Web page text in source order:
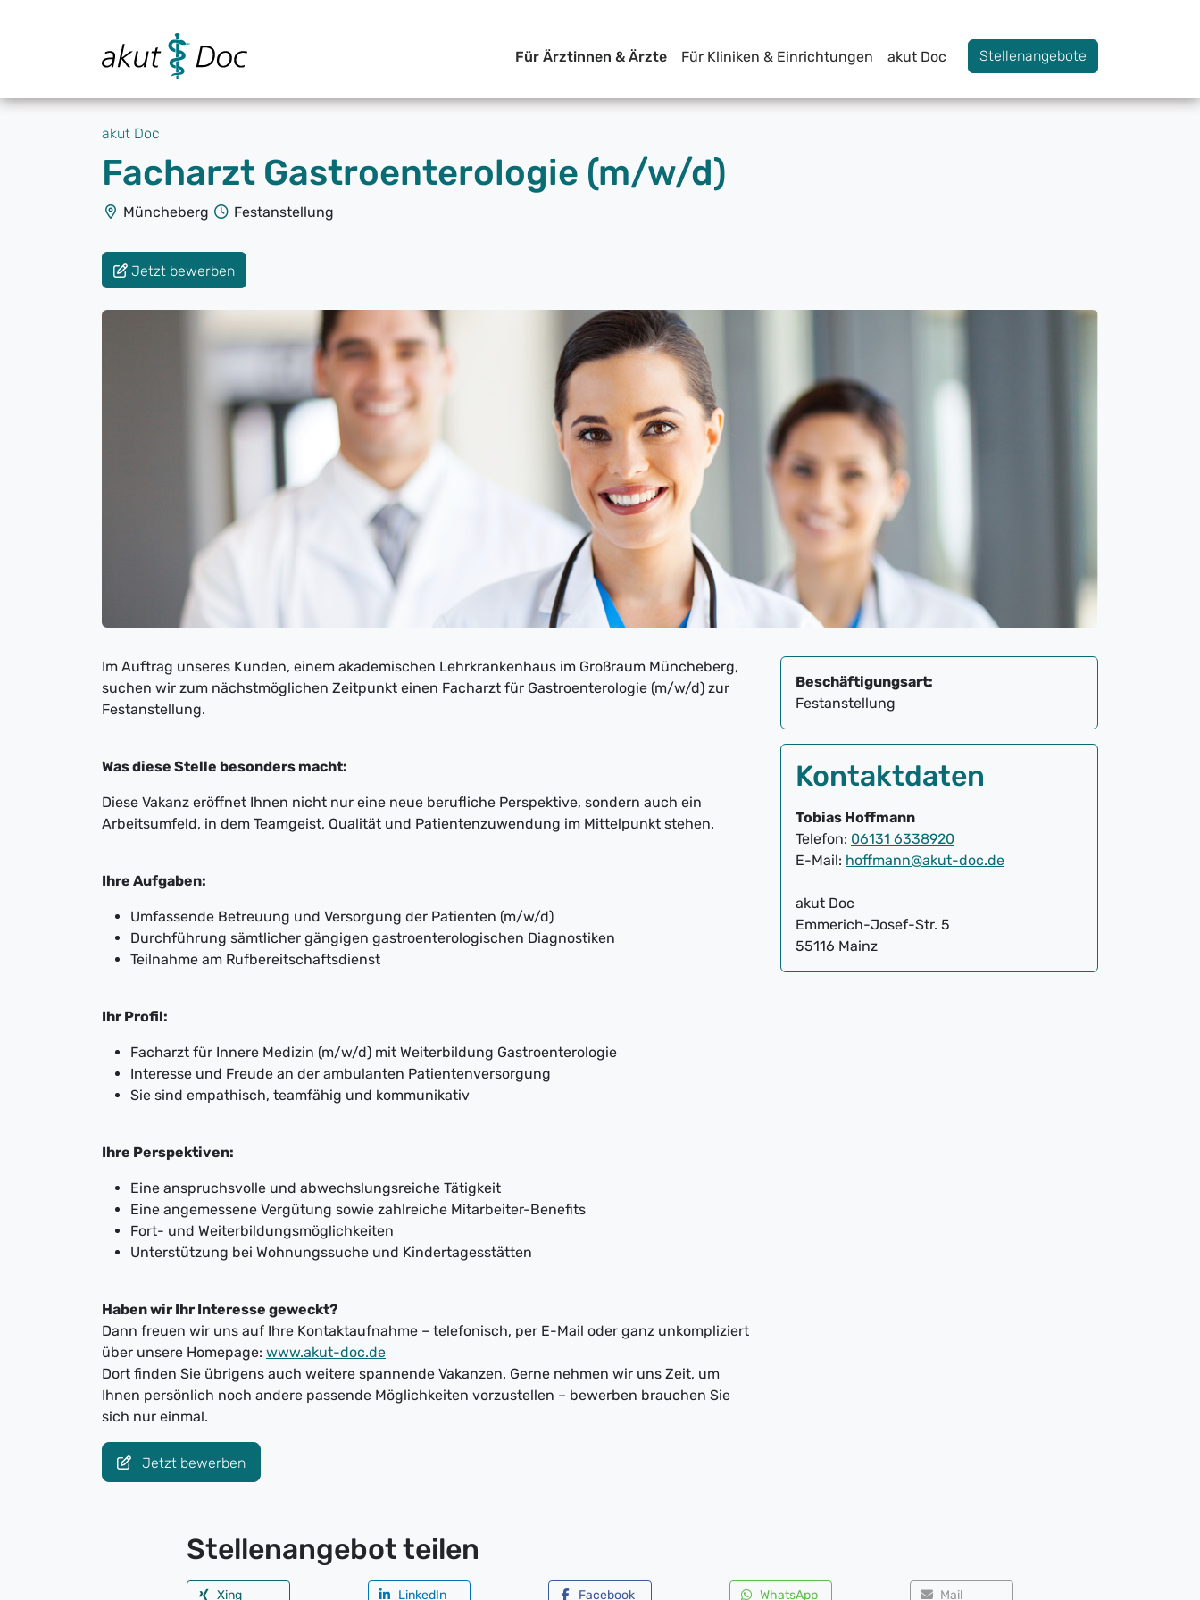
Für Ärztinnen & Ärzte Für Kliniken & Einrichtungen akut Doc Stellenangebote
akut Doc
Facharzt Gastroenterologie (m/w/d)
Müncheberg Festanstellung
Jetzt bewerben
Im Auftrag unseres Kunden, einem akademischen Lehrkrankenhaus im Großraum Müncheberg,
suchen wir zum nächstmöglichen Zeitpunkt einen Facharzt für Gastroenterologie (m/w/d) zur
Festanstellung.
Was diese Stelle besonders macht:
Diese Vakanz eröffnet Ihnen nicht nur eine neue berufliche Perspektive, sondern auch ein
Arbeitsumfeld, in dem Teamgeist, Qualität und Patientenzuwendung im Mittelpunkt stehen.
Ihre Aufgaben:
Umfassende Betreuung und Versorgung der Patienten (m/w/d)
Durchführung sämtlicher gängigen gastroenterologischen Diagnostiken
Teilnahme am Rufbereitschaftsdienst
Ihr Profil:
Facharzt für Innere Medizin (m/w/d) mit Weiterbildung Gastroenterologie
Interesse und Freude an der ambulanten Patientenversorgung
Sie sind empathisch, teamfähig und kommunikativ
Ihre Perspektiven:
Eine anspruchsvolle und abwechslungsreiche Tätigkeit
Eine angemessene Vergütung sowie zahlreiche Mitarbeiter-Benefits
Fort- und Weiterbildungsmöglichkeiten
Unterstützung bei Wohnungssuche und Kindertagesstätten
Haben wir Ihr Interesse geweckt?
Dann freuen wir uns auf Ihre Kontaktaufnahme – telefonisch, per E-Mail oder ganz unkompliziert
über unsere Homepage: www.akut-doc.de
Dort finden Sie übrigens auch weitere spannende Vakanzen. Gerne nehmen wir uns Zeit, um
Ihnen persönlich noch andere passende Möglichkeiten vorzustellen – bewerben brauchen Sie
sich nur einmal.
Beschäftigungsart:
Festanstellung
Kontaktdaten
Tobias Hoffmann
Telefon: 06131 6338920
E-Mail: hoffmann@akut-doc.de
akut Doc
Emmerich-Josef-Str. 5
55116 Mainz
Jetzt bewerben
Stellenangebot teilen
Xing LinkedIn Facebook WhatsApp Mail